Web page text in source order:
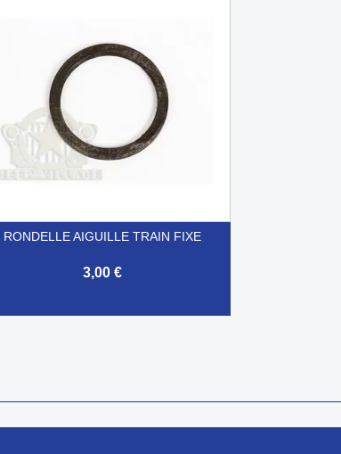
RONDELLE AIGUILLE TRAIN FIXE
3,00 €